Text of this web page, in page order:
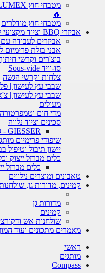
🔥
מטבחי חוץ מודלרים
אביזרי BBQ וציוד מקצועי לגריל מעשנות טאבון וטיפול בבשר
אביזרים לעבודה
אבני בזלת פרימיום
בוצ'רים וקרשי
סו-וויד Sous-vide
צלחות וקרשי הגשה
שבבי עץ לעישון |
שבבי עץ לעישון |
מעולים
מדי חום וטמפרטורה
סכינים וציוד נלווה
GIESSER - גייסר סכינים
שיפודי פרימיום מותג COMPASS
יישון תיבול וטיפול
כלים מברזל ייצוק
כלים מברזל
טאבונים ומוצרים נילווים
קמינים, מדורות גן,
מדורות גן
קמינים
שולחנות אש
מאמרים מתכונים ועוד
ראשי
מותגים
Compass